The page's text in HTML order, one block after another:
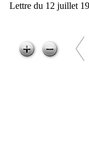
Lettre du 12 juillet